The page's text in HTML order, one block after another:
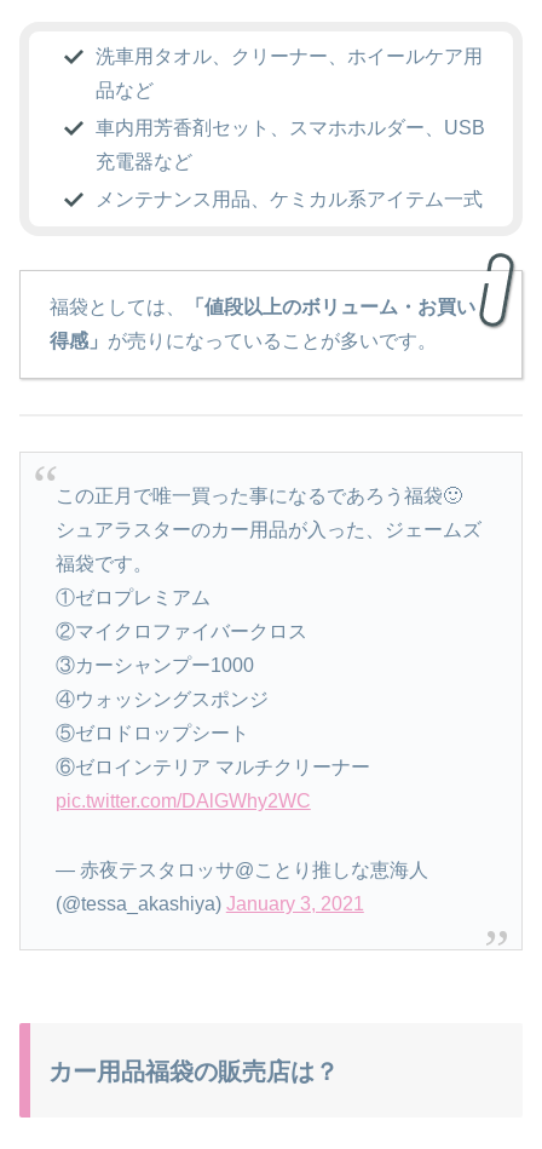
洗車用タオル、クリーナー、ホイールケア用
品など
車内用芳香剤セット、スマホホルダー、USB
充電器など
メンテナンス用品、ケミカル系アイテム一式
福袋としては、
「値段以上のボリューム・お買い
得感」 が売りになっていることが多いです。
この正月で唯一買った事になるであろう福袋🙂
シュアラスターのカー用品が入った、ジェームズ
福袋です。
①ゼロプレミアム
②マイクロファイバークロス
③カーシャンプー1000
④ウォッシングスポンジ
⑤ゼロドロップシート
⑥ゼロインテリア マルチクリーナー
pic.twitter.com/DAlGWhy2WC
— 赤夜テスタロッサ@ことり推しな恵海人
(@tessa_akashiya) January 3, 2021
カー用品福袋の販売店は？